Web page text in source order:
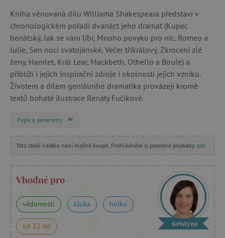
Kniha věnovaná dílu Williama Shakespeara představí v
chronologickém pořadí dvanáct jeho dramat (Kupec
benátský, Jak se vám líbí, Mnoho povyku pro nic, Romeo a
Julie, Sen noci svatojánské, Večer tříkrálový, Zkrocení zlé
ženy, Hamlet, Král Lear, Mackbeth, Othello a Bouře) a
přiblíží i jejich inspirační zdroje i okolnosti jejich vzniku.
Životem a dílem geniálního dramatika provázejí kromě
textů bohaté ilustrace Renáty Fučíkové.
Popis a parametry
Toto zboží nadále není možné koupit. Prohlédněte si podobné produkty zde
Vhodné pro
vědomosti kluka holku
od 12 let Kristýna